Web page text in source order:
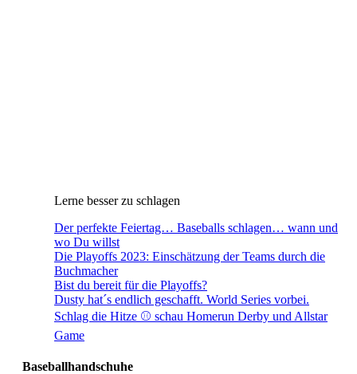
Lerne besser zu schlagen
Der perfekte Feiertag… Baseballs schlagen… wann und
wo Du willst
Die Playoffs 2023: Einschätzung der Teams durch die
Buchmacher
Bist du bereit für die Playoffs?
Dusty hat´s endlich geschafft. World Series vorbei.
Schlag die Hitze ⚾️ schau Homerun Derby und Allstar
Game
Baseballhandschuhe